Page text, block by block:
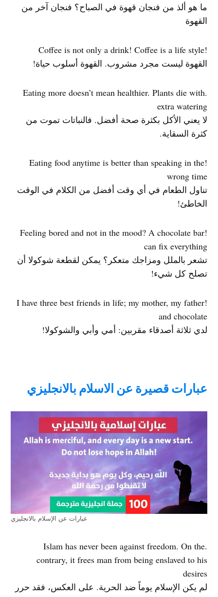
ما هو ألذ من فنجان قهوة في الصباح؟ فنجان آخر من
القهوة
!Coffee is not only a drink! Coffee is a life style
القهوة ليست مجرد مشروب. القهوة أسلوب حياة!
.Eating more doesn’t mean healthier. Plants die with
extra watering
لا يعني الأكل بكثرة صحة أفضل. فالنباتات تموت من
كثرة السقاية.
!Eating food anytime is better than speaking in the
wrong time
تناول الطعام في أي وقت أفضل من الكلام في الوقت
الخاطئ!
!Feeling bored and not in the mood? A chocolate bar
can fix everything
تشعر بالملل ومزاجك متعكر؟ يمكن لقطعة شوكولا أن
تصلح كل شيء!
!I have three best friends in life; my mother, my father
and chocolate
لدي ثلاثة أصدقاء مقربين: أمي وأبي والشوكولا!
عبارات قصيرة عن الاسلام بالانجليزي
عبارات عن الإسلام بالانجليزي
.Islam has never been against freedom. On the
contrary, it frees man from being enslaved to his
desires
لم يكن الإسلام يوماً ضد الحرية. على العكس، فقد حرر